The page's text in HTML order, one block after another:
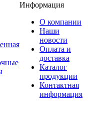
Информация
О компании
Наши
новости
Оплата и
доставка
Каталог
продукции
Контактная
информация